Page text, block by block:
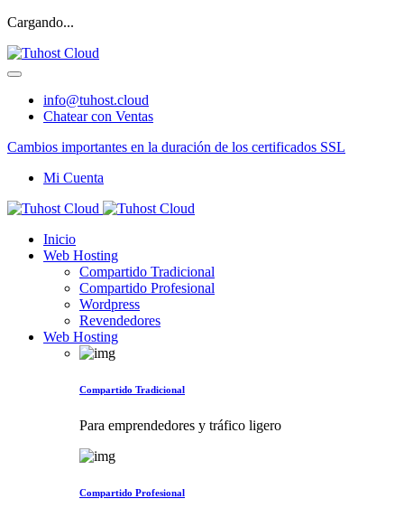
Cargando...
info@tuhost.cloud
Chatear con Ventas
Cambios importantes en la duración de los certificados SSL
Mi Cuenta
Inicio
Web Hosting
Compartido Tradicional
Compartido Profesional
Wordpress
Revendedores
Web Hosting
Compartido Tradicional
Para emprendedores y tráfico ligero
Compartido Profesional